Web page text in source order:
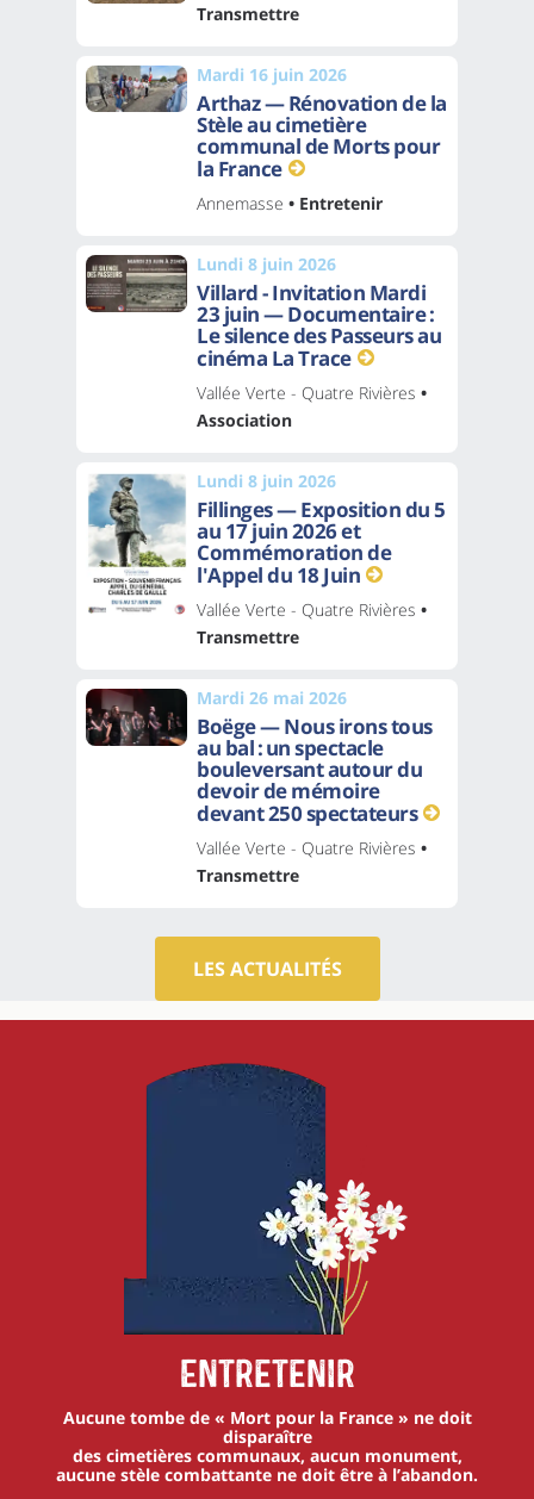
Transmettre
Mardi 16 juin 2026
Arthaz — Rénovation de la
Stèle au cimetière
communal de Morts pour
la France
Annemasse • Entretenir
Lundi 8 juin 2026
Villard - Invitation Mardi
23 juin — Documentaire :
Le silence des Passeurs au
cinéma La Trace
Vallée Verte - Quatre Rivières •
Association
Lundi 8 juin 2026
Fillinges — Exposition du 5
au 17 juin 2026 et
Commémoration de
l'Appel du 18 Juin
Vallée Verte - Quatre Rivières •
Transmettre
Mardi 26 mai 2026
Boëge — Nous irons tous
au bal : un spectacle
bouleversant autour du
devoir de mémoire
devant 250 spectateurs
Vallée Verte - Quatre Rivières •
Transmettre
LES ACTUALITÉS
Entretenir
Aucune tombe de « Mort pour la France » ne doit
disparaître
des cimetières communaux, aucun monument,
aucune stèle combattante ne doit être à l’abandon.